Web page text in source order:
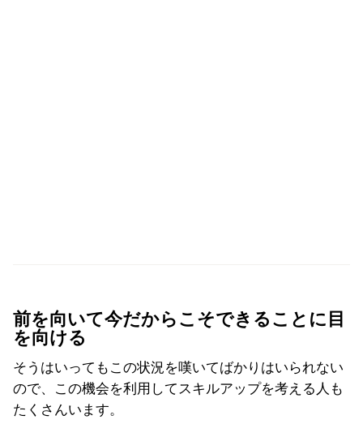
前を向いて今だからこそできることに目
を向ける
そうはいってもこの状況を嘆いてばかりはいられない
ので、この機会を利用してスキルアップを考える人も
たくさんいます。